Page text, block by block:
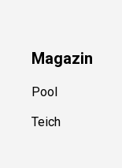
Magazin
Pool
Teich